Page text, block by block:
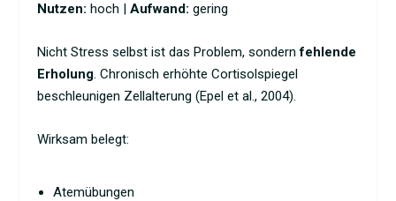
Nutzen: hoch |Aufwand: gering
Nicht Stress selbst ist das Problem, sondernfehlende
Erholung. Chronisch erhöhte Cortisolspiegel
beschleunigen Zellalterung (Epel et al., 2004).
Wirksam belegt:
Atemübungen